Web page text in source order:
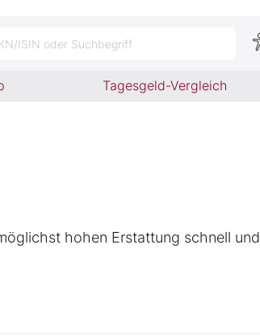
ISIN oder Suchbegriff
Tagesgeld-Vergleich
hohen Erstattung schnell